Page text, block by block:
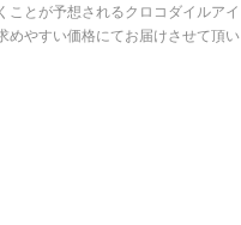
ことが予想されるクロコダイルアイ
めやすい価格にてお届けさせて頂い